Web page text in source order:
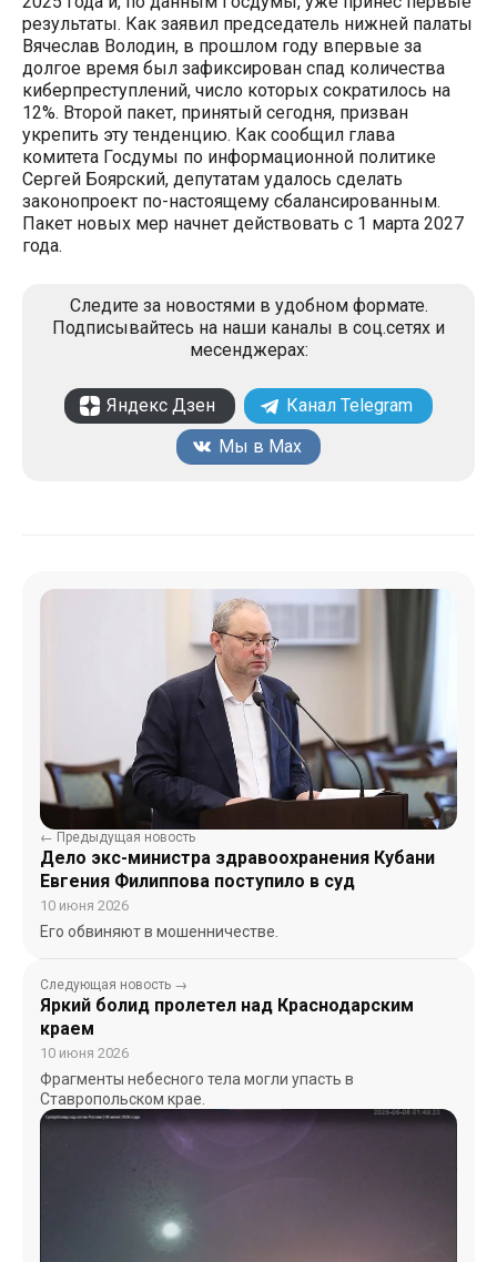
результаты. Как заявил председатель нижней палаты
Вячеслав Володин, в прошлом году впервые за
долгое время был зафиксирован спад количества
киберпреступлений, число которых сократилось на
12%. Второй пакет, принятый сегодня, призван
укрепить эту тенденцию. Как сообщил глава
комитета Госдумы по информационной политике
Сергей Боярский, депутатам удалось сделать
законопроект по-настоящему сбалансированным.
Пакет новых мер начнет действовать с 1 марта 2027
года.
Следите за новостями в удобном формате.
Подписывайтесь на наши каналы в соц.сетях и
месенджерах:
Яндекс Дзен
Канал Telegram
Мы в Max
← Предыдущая новость
Дело экс-министра здравоохранения Кубани
Евгения Филиппова поступило в суд
10 июня 2026
Его обвиняют в мошенничестве.
Следующая новость →
Яркий болид пролетел над Краснодарским
краем
10 июня 2026
Фрагменты небесного тела могли упасть в
Ставропольском крае.